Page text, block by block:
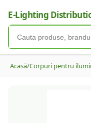
E-Lighting
Acasă/Corpuri pentru